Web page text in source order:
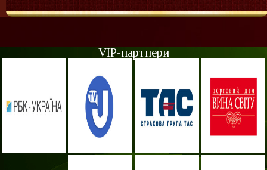
VIP-партнери